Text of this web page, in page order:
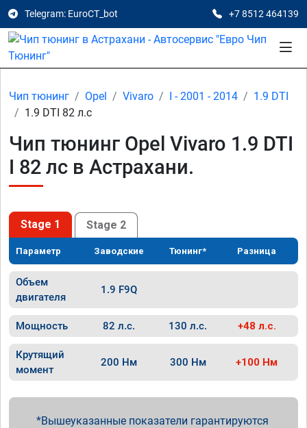
Telegram: EuroCT_bot +7 8512 464139
Чип тюнинг Opel Vivaro I - 2001 - 2014
1.9 DTI
1.9 DTI 82 л.с
Чип тюнинг Opel Vivaro 1.9 DTI
I 82 лс в Астрахани.
Stage 1 Stage 2
Параметр Заводские Тюнинг* Разница
Объем
двигателя
1.9 F9Q
Мощность 82 л.с. 130 л.с. +48 л.с.
Крутящий
момент
200 Нм 300 Нм +100 Нм
Вышеуказанные показатели гарантируются